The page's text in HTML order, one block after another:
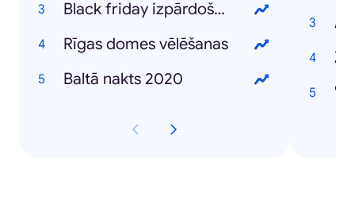
Black friday izpārdošana
Rīgas domes vēlēšanas
Baltā nakts 2020